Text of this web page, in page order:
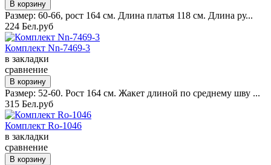
Размер: 60-66, рост 164 см. Длина платья 118 см. Длина ру...
224 Бел.руб
Комплект Nn-7469-3
в закладки
сравнение
Размер: 52-60. Рост 164 см. Жакет длиной по среднему шву ...
315 Бел.руб
Комплект Ro-1046
в закладки
сравнение